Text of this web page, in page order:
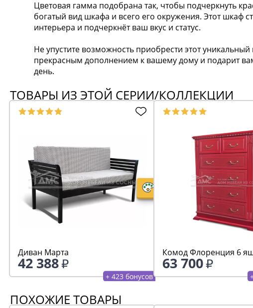
Цветовая гамма подобрана так, чтобы подчеркнуть
богатый вид шкафа и всего его окружения. Этот шкаф
интерьера и подчеркнёт ваш вкус и статус.
Не упустите возможность приобрести этот
прекрасным дополнением к вашему дому и подарит
день.
ТОВАРЫ ИЗ ЭТОЙ СЕРИИ/КОЛЛЕКЦИИ
Диван Марта
42 388
+ 423 бонусов
Комод Флоренция 6
63 700
ПОХОЖИЕ ТОВАРЫ